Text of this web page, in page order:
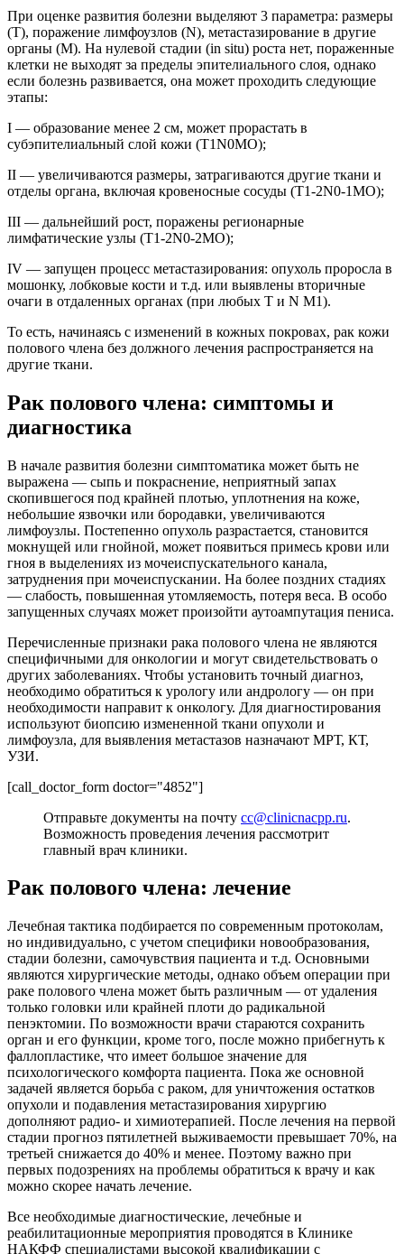
При оценке развития болезни выделяют 3 параметра: размеры
(T), поражение лимфоузлов (N), метастазирование в другие
органы (M). На нулевой стадии (in situ) роста нет, пораженные
клетки не выходят за пределы эпителиального слоя, однако
если болезнь развивается, она может проходить следующие
этапы:
I — образование менее 2 см, может прорастать в
субэпителиальный слой кожи (T1N0MO);
II — увеличиваются размеры, затрагиваются другие ткани и
отделы органа, включая кровеносные сосуды (T1-2N0-1MO);
III — дальнейший рост, поражены регионарные
лимфатические узлы (T1-2N0-2MO);
IV — запущен процесс метастазирования: опухоль проросла в
мошонку, лобковые кости и т.д. или выявлены вторичные
очаги в отдаленных органах (при любых T и N M1).
То есть, начинаясь с изменений в кожных покровах, рак кожи
полового члена без должного лечения распространяется на
другие ткани.
Рак полового члена: симптомы и
диагностика
В начале развития болезни симптоматика может быть не
выражена — сыпь и покраснение, неприятный запах
скопившегося под крайней плотью, уплотнения на коже,
небольшие язвочки или бородавки, увеличиваются
лимфоузлы. Постепенно опухоль разрастается, становится
мокнущей или гнойной, может появиться примесь крови или
гноя в выделениях из мочеиспускательного канала,
затруднения при мочеиспускании. На более поздних стадиях
— слабость, повышенная утомляемость, потеря веса. В особо
запущенных случаях может произойти аутоампутация пениса.
Перечисленные признаки рака полового члена не являются
специфичными для онкологии и могут свидетельствовать о
других заболеваниях. Чтобы установить точный диагноз,
необходимо обратиться к урологу или андрологу — он при
необходимости направит к онкологу. Для диагностирования
используют биопсию измененной ткани опухоли и
лимфоузла, для выявления метастазов назначают МРТ, КТ,
УЗИ.
[call_doctor_form doctor="4852"]
Отправьте документы на почту cc@clinicnacpp.ru.
Возможность проведения лечения рассмотрит
главный врач клиники.
Рак полового члена: лечение
Лечебная тактика подбирается по современным протоколам,
но индивидуально, с учетом специфики новообразования,
стадии болезни, самочувствия пациента и т.д. Основными
являются хирургические методы, однако объем операции при
раке полового члена может быть различным — от удаления
только головки или крайней плоти до радикальной
пенэктомии. По возможности врачи стараются сохранить
орган и его функции, кроме того, после можно прибегнуть к
фаллопластике, что имеет большое значение для
психологического комфорта пациента. Пока же основной
задачей является борьба с раком, для уничтожения остатков
опухоли и подавления метастазирования хирургию
дополняют радио- и химиотерапией. После лечения на первой
стадии прогноз пятилетней выживаемости превышает 70%, на
третьей снижается до 40% и менее. Поэтому важно при
первых подозрениях на проблемы обратиться к врачу и как
можно скорее начать лечение.
Все необходимые диагностические, лечебные и
реабилитационные мероприятия проводятся в Клинике
НАКФФ специалистами высокой квалификации с